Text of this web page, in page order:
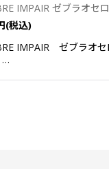
IMPAIR ゼブラオセ
(税込)
IMPAIR ゼブラオセ
…